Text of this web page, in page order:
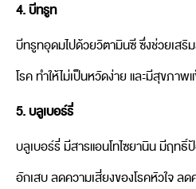
4. บีทรูท
บีทรูทอุดมไปด้วยวิตามินซี ซึ่งช่วยเสริ
โรค ทำให้ไม่เป็นหวัดง่าย และมีสุขภาพแ
5. บลูเบอร์รี่
บลูเบอร์รี่ มีสารแอนโทไซยานิน มีฤท
อักเสบ ลดความเสี่ยงของโรคหัวใจ ล